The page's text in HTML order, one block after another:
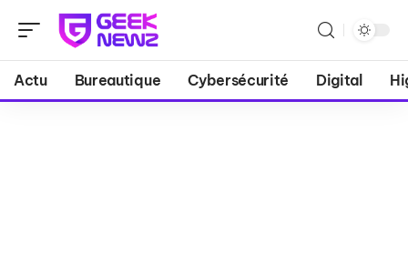
Actu Bureautique Cybersécurité Digital